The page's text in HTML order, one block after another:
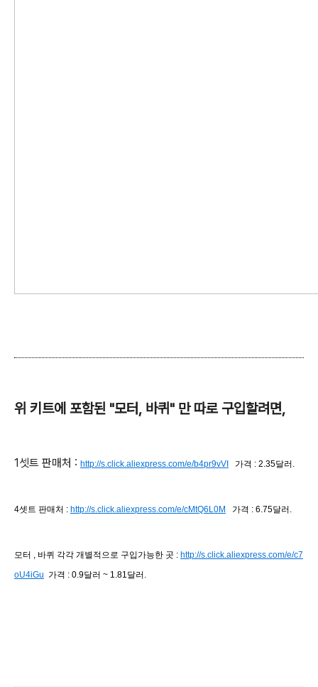
위 키트에 포함된 "모터, 바퀴" 만 따로 구입할려면,
1셋트 판매처 : http://s.click.aliexpress.com/e/b4pr9vVI 가격 : 2.35달러.
4셋트 판매처 : http://s.click.aliexpress.com/e/cMtQ6L0M 가격 : 6.75달러.
모터 , 바퀴 각각 개별적으로 구입가능한 곳 : http://s.click.aliexpress.com/e/c7
oU4iGu 가격 : 0.9달러 ~ 1.81달러.